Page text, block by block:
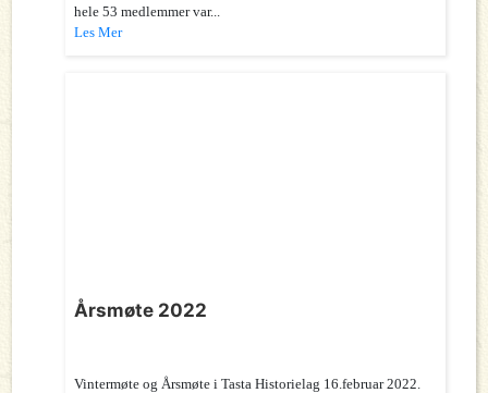
hele 53 medlemmer var...
Les Mer
Årsmøte 2022
Vintermøte og Årsmøte i Tasta Historielag 16.februar 2022.